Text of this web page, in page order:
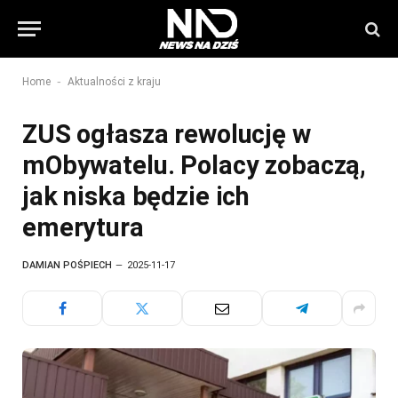
Home - Aktualności z kraju
ZUS ogłasza rewolucję w
mObywatelu. Polacy zobaczą,
jak niska będzie ich
emerytura
DAMIAN POŚPIECH 2025-11-17